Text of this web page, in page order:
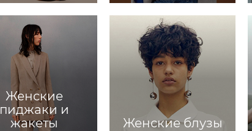
Женские
пиджаки и
жакеты
Женские блузы